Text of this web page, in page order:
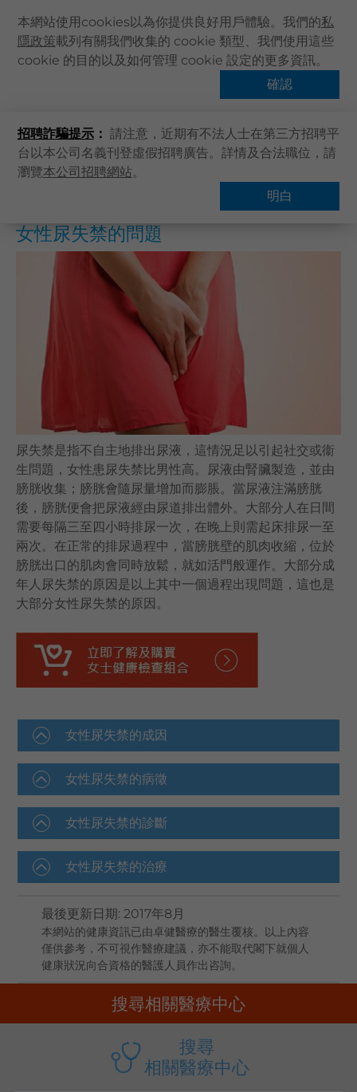
本網站使用cookies以為你提供良好用戶體驗。我們的私
隱政策載列有關我們收集的 cookie 類型、我們使用這些
cookie 的目的以及如何管理 cookie 設定的更多資訊。
確認
招聘詐騙提示： 請注意，近期有不法人士在第三方招聘平
台以本公司名義刊登虛假招聘廣告。詳情及合法職位，請
瀏覽本公司招聘網站。
明白
主頁
卓健服務
卓健手機App
最新資訊
搜尋醫療服務
登記 / 登入
立即預約
語言
主頁 健康資訊 健康專題 女性尿失禁的問題
常見問題
女性尿失禁的問題
尿失禁是指不自主地排出尿液，這情況足以引起社交或衞
生問題，女性患尿失禁比男性高。尿液由腎臟製造，並由
膀胱收集；膀胱會隨尿量增加而膨脹。當尿液注滿膀胱
後，膀胱便會把尿液經由尿道排出體外。大部分人在日間
需要每隔三至四小時排尿一次，在晚上則需起床排尿一至
兩次。在正常的排尿過程中，當膀胱壁的肌肉收縮，位於
膀胱出口的肌肉會同時放鬆，就如活門般運作。大部分成
年人尿失禁的原因是以上其中一個過程出現問題，這也是
大部分女性尿失禁的原因。
女性尿失禁的成因
女性尿失禁的病徵
女性尿失禁的診斷
女性尿失禁的治療
最後更新日期: 2017年8月
本網站的健康資訊已由卓健醫療的醫生覆核。以上內容
僅供參考，不可視作醫療建議，亦不能取代閣下就個人
健康狀況向合資格的醫護人員作出咨詢。
搜尋相關醫療中心
搜尋
相關醫療中心